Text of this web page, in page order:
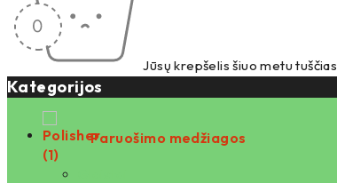
Jūsų krepšelis šiuo metu tuščias
Kategorijos
Paruošimo medžiagos